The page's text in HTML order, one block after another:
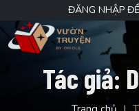
ĐĂNG NHẬP
Tác giả: